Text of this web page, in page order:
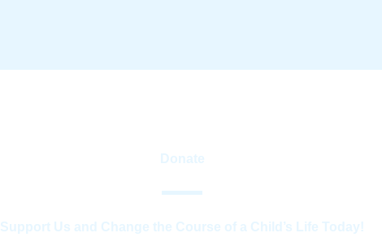
Donate
Support Us and Change the Course of a Child’s Life Today!